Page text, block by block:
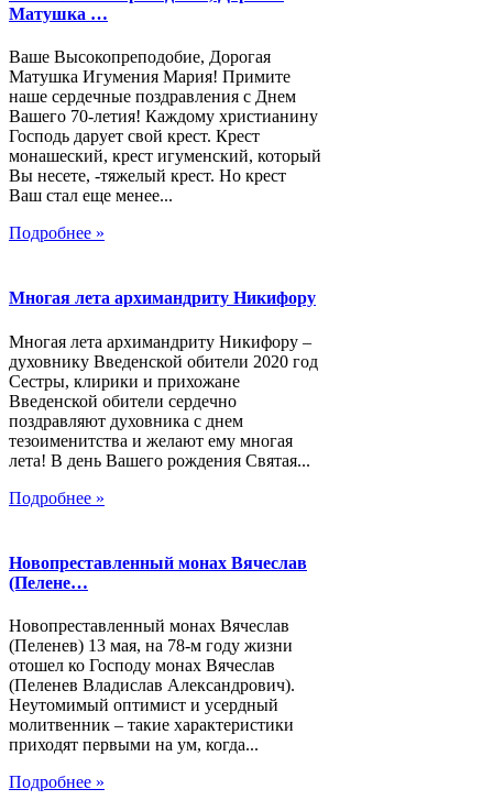
Матушка …
Ваше Высокопреподобие, Дорогая
Матушка Игумения Мария! Примите
наше сердечные поздравления с Днем
Вашего 70-летия! Каждому христианину
Господь дарует свой крест. Крест
монашеский, крест игуменский, который
Вы несете, -тяжелый крест. Но крест
Ваш стал еще менее...
Подробнее »
Многая лета архимандриту Никифору
Многая лета архимандриту Никифору –
духовнику Введенской обители 2020 год
Сестры, клирики и прихожане
Введенской обители сердечно
поздравляют духовника с днем
тезоименитства и желают ему многая
лета! В день Вашего рождения Святая...
Подробнее »
Новопреставленный монах Вячеслав
(Пелене…
Новопреставленный монах Вячеслав
(Пеленев) 13 мая, на 78-м году жизни
отошел ко Господу монах Вячеслав
(Пеленев Владислав Александрович).
Неутомимый оптимист и усердный
молитвенник – такие характеристики
приходят первыми на ум, когда...
Подробнее »